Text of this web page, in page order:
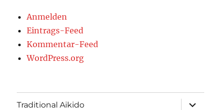
Anmelden
Eintrags-Feed
Kommentar-Feed
WordPress.org
Traditional Aikido